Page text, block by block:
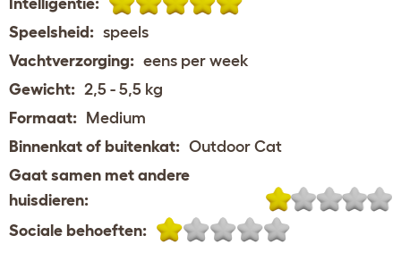
Speelsheid: speels
Vachtverzorging: eens per week
Gewicht: 2,5 - 5,5 kg
Formaat: Medium
Binnenkat of buitenkat: Outdoor Cat
Gaat samen met andere
huisdieren:
Sociale behoeften: